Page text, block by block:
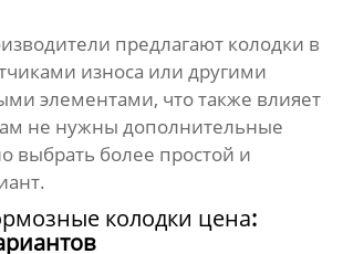
предлагают колодки в
износа или другими
элементами, что также влияет
не нужны дополнительные
выбрать более простой и
колодки цена: